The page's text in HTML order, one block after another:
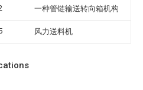
一种管链输送转向箱机构
风力送料机